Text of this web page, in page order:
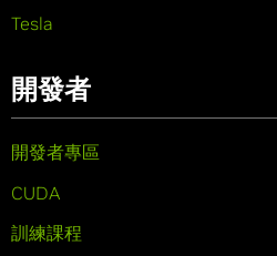
Tesla
開發者
開發者專區
CUDA
訓練課程